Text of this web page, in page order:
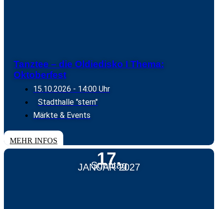
Tanztee – die Oldiedisko I Thema:
Oktoberfest
15.10.2026 - 14:00 Uhr
Stadthalle "stern"
Märkte & Events
TICKETS
MEHR INFOS
17.
JANUAR 2027
Sonntag